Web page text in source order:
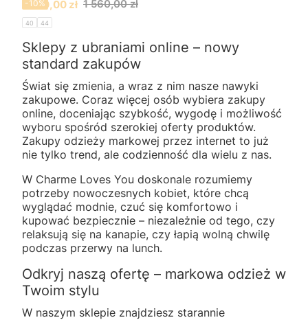
Cena promocyjna
1 400,00 zł 1 560,00 zł
-10%
40 44
Sklepy z ubraniami online – nowy
standard zakupów
Świat się zmienia, a wraz z nim nasze nawyki
zakupowe. Coraz więcej osób wybiera zakupy
online, doceniając szybkość, wygodę i możliwość
wyboru spośród szerokiej oferty produktów.
Zakupy odzieży markowej przez internet to już
nie tylko trend, ale codzienność dla wielu z nas.
W Charme Loves You doskonale rozumiemy
potrzeby nowoczesnych kobiet, które chcą
wyglądać modnie, czuć się komfortowo i
kupować bezpiecznie – niezależnie od tego, czy
relaksują się na kanapie, czy łapią wolną chwilę
podczas przerwy na lunch.
Odkryj naszą ofertę – markowa odzież w
Twoim stylu
W naszym sklepie znajdziesz starannie